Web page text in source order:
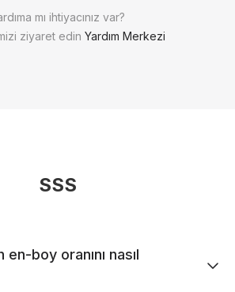
mı ihtiyacınız var?
ziyaret edin Yardım Merkezi
SSS
en-boy oranını nasıl